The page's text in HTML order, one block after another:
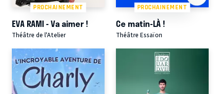
PROCHAINEMENT
EVA RAMI - Va aimer !
Théâtre de l'Atelier
PROCHAINEMENT
Ce matin-LÀ !
Théâtre Essaïon